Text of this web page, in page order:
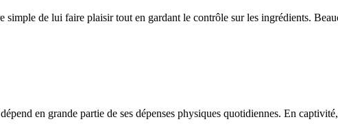
simple de lui faire plaisir tout en gardant le contrôle sur les ingrédients.
en grande partie de ses dépenses physiques quotidiennes. En